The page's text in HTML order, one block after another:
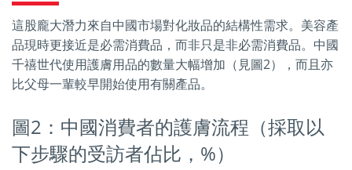
這股龐大潛力來自中國市場對化妝品的結構性需求。美容產
品現時更接近是必需消費品，而非只是非必需消費品。中國
千禧世代使用護膚用品的數量大幅增加（見圖2），而且亦
比父母一輩較早開始使用有關產品。
圖2：中國消費者的護膚流程（採取以
下步驟的受訪者佔比，%）